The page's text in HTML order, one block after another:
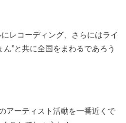
レコーディング、さらにはライ
ん”と共に全国をまわるであろう
アーティスト活動を一番近くで